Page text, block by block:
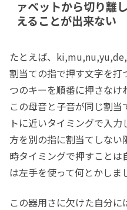
ァベットから切り離
えることが出来ない
たとえば、
割当ての指で押す文字を
つのキーを順番に押さなけ
この母音と子音が同じ割
トに近いタイミングで入
方を別の指に割当てしな
時タイミングで押すこと
は左手を使って何とかしま
この器用さに欠けた自分